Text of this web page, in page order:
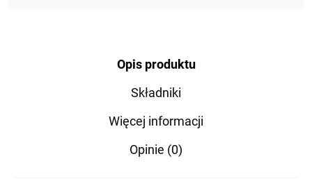
Opis produktu
Składniki
Więcej informacji
Opinie (0)